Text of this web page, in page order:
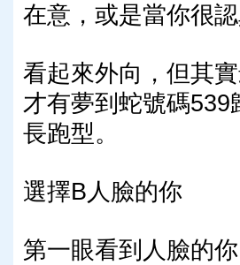
在意，或是當你很
看起來外向，但其
才有夢到蛇號碼
長跑型。
選擇B人臉的你
第一眼看到人臉的